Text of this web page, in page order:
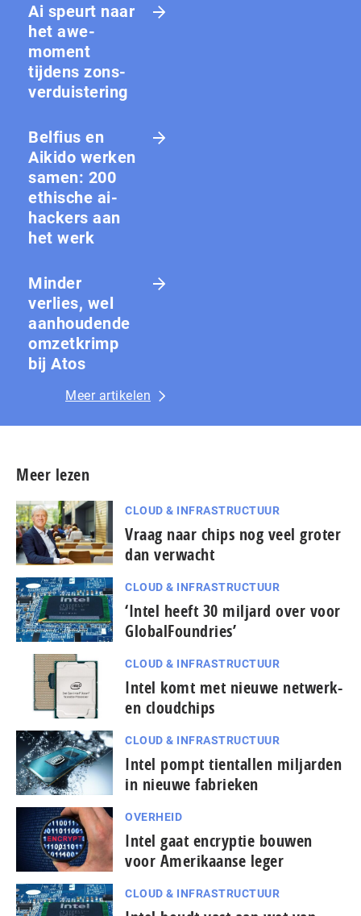
Ai speurt naar
het awe-
moment
tijdens zons­
ver­duis­te­ring
Belfius en
Aikido werken
samen: 200
ethische ai-
hackers aan
het werk
Minder
verlies, wel
aanhoudende
omzetkrimp
bij Atos
Meer artikelen
Meer lezen
CLOUD & INFRASTRUCTUUR
Vraag naar chips nog veel groter
dan verwacht
CLOUD & INFRASTRUCTUUR
‘Intel heeft 30 miljard over voor
GlobalFoundries’
CLOUD & INFRASTRUCTUUR
Intel komt met nieuwe netwerk-
en cloudchips
CLOUD & INFRASTRUCTUUR
Intel pompt tientallen miljarden
in nieuwe fabrieken
OVERHEID
Intel gaat encryptie bouwen
voor Amerikaanse leger
CLOUD & INFRASTRUCTUUR